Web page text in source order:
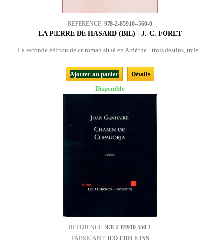
REFERENCE: 978-2-85910--560-0
LA PIERRE DE HASARD (BIL) - J.-C. FORÊT
La seconde édition de ce roman situé en Ardèche : trois destins, trois...
Ajouter au panier
Détails
Disponible
REFERENCE: 978-2-85910-550-1
FABRICANT: IEO EDICIONS